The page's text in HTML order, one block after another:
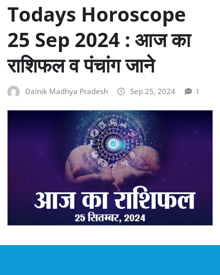
Todays Horoscope
25 Sep 2024 : आज का
राशिफल व पंचांग जाने
Dainik Madhya Pradesh Sep 25, 2024 1